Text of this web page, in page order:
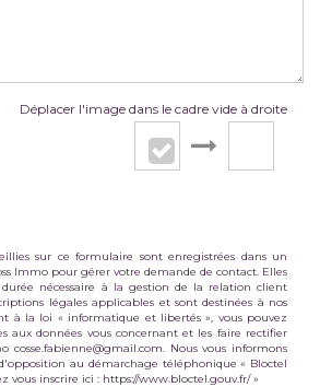
Déplacer l'image dans le cadre vide à droite
sur ce formulaire sont enregistrées dans un
Immo pour gérer votre demande de contact. Elles
nécessaire à la gestion de la relation client
légales applicables et sont destinées à nos
à la loi « informatique et libertés », vous pouvez
aux données vous concernant et les faire rectifier
cosse.fabienne@gmail.com. Nous vous informons
au démarchage téléphonique « Bloctel
vous inscrire ici : https://www.bloctel.gouv.fr/»